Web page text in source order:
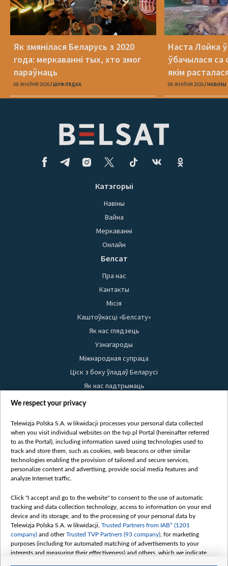
Як змянілася Беларусь з 2020
года: меркаванні тых, хто змог
параўнаць
08 ЖНІЎНЯ 2026 ШУФЛЯДКА
Наста Лойка
ўбачылася са
якім
амаль 4 гады
08 ЖНІЎНЯ 2026 НАВІНЫ
Катэгорыі
Навіны
Вайна
Меркаванні
Онлайн
Белсат
Пра нас
Кантакты
Місія
Каштоўнасці «Белсату»
Як нас глядзець
Узнагароды
Міжнародная супраца
Ціск з боку ўладаў Беларусі
Як нас падтрымаць
Правілы выкарыстання матэрыялаў
Бяспека
Youtube
Белсат news
Белсат Shorts
Жэстачайшы мульт
Belsat English
Biełsat PL
Белсат Now
Белсат History
We respect your privacy
Telewizja Polska S.A. w likwidacji processes your personal data collected
when you visit individual websites on the tvp.pl Portal (hereinafter referred
to as the Portal), including information saved using technologies used to
track and store them, such as cookies, web beacons or other similar
technologies enabling the provision of tailored and secure services,
personalize content and advertising, provide social media features and
analyze Internet traffic.
Click "I accept and go to the website" to consent to the use of automatic
tracking and data collection technology, access to information on your end
device and its storage, and to the processing of your personal data by
Telewizja Polska S.A. w likwidacji, Trusted Partners from IAB* (1201
company) and otherTrusted TVP Partners (93 company) , for marketing
purposes (including for automated matching of advertisements to your
interests and measuring their effectiveness) and others, which we indicate